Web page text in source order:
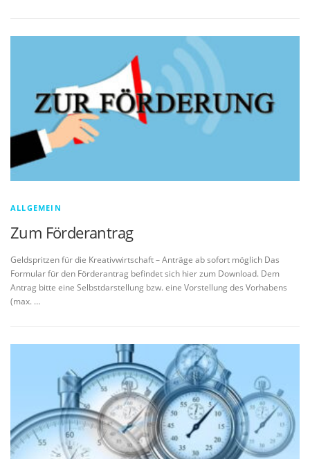
ALLGEMEIN
Zum Förderantrag
Geldspritzen für die Kreativwirtschaft – Anträge ab sofort möglich Das
Formular für den Förderantrag befindet sich hier zum Download. Dem
Antrag bitte eine Selbstdarstellung bzw. eine Vorstellung des Vorhabens
(max. …